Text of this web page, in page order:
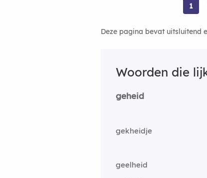
1
Deze pagina bevat uitsluitend
Woorden die
geheid
gekheidje
geelheid